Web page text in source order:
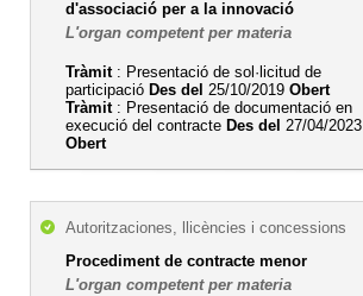
d'associació per a la innovació
L'organ competent per materia
Tràmit: Presentació de sol·licitud de
participació Des del 25/10/2019 Obert
Tràmit: Presentació de documentació en
execució del contracte Des del 27/04/2023
Obert
Autoritzaciones, llicències i concessions
Procediment de contracte menor
L'organ competent per materia